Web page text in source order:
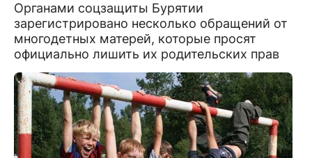
Органами соцзащиты Бурятии
зарегистрировано несколько обращений от
многодетных матерей, которые просят
официально лишить их родительских прав